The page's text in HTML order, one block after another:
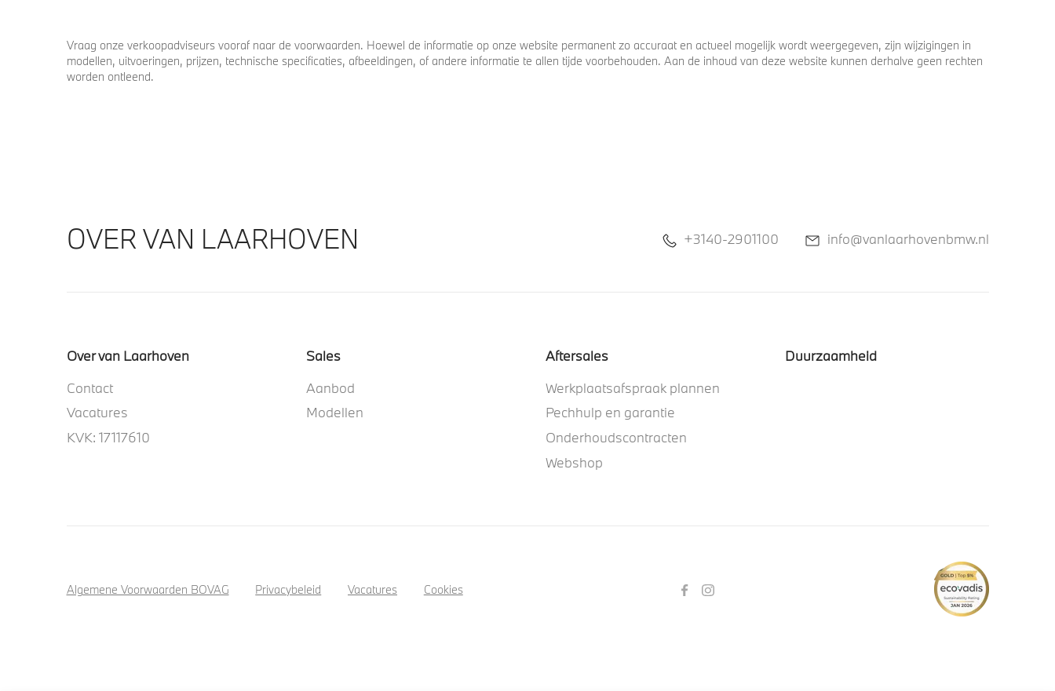
Vraag onze verkoopadviseurs vooraf naar de voorwaarden. Hoewel de informatie op onze website permanent zo accuraat en actueel mogelijk wordt weergegeven, zijn wijzigingen in
modellen, uitvoeringen, prijzen, technische specificaties, afbeeldingen, of andere informatie te allen tijde voorbehouden. Aan de inhoud van deze website kunnen derhalve geen rechten
worden ontleend.
OVER VAN LAARHOVEN +3140-2901100 info@vanlaarhovenbmw.nl
Over van Laarhoven
Contact
Vacatures
KVK: 17117610
Sales
Aanbod
Modellen
Aftersales
Werkplaatsafspraak plannen
Pechhulp en garantie
Onderhoudscontracten
Webshop
Duurzaamheid
Algemene Voorwaarden BOVAG Privacybeleid Vacatures Cookies